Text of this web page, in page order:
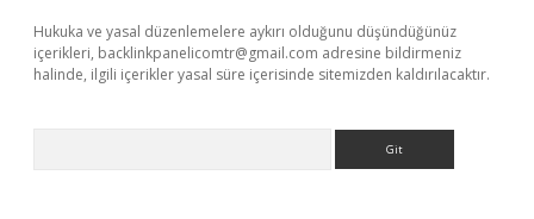
Hukuka ve yasal düzenlemelere aykırı olduğunu düşündüğünüz
içerikleri, backlinkpanelicomtr@gmail.com adresine bildirmeniz
halinde, ilgili içerikler yasal süre içerisinde sitemizden kaldırılacaktır.